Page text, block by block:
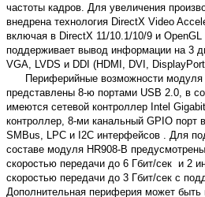
частоты кадров. Для увеличения
внедрена технология DirectX Video
включая в DirectX 11/10.1/10/9 и
поддерживает вывод информации на 3
VGA, LVDS и DDI (HDMI, DVI,
Периферийные возможности модуля
представлены 8-ю портами USB 2.0, в
имеются сетевой контроллер Intel
контроллер, 8-ми канальный GPIO порт
SMBus, LPC и I2C интерфейсов . Для
составе модуля HR908-B
скоростью передачи до 6 Гбит/сек и 2
скоростью передачи до 3 Гбит/сек с
Дополнительная периферия может